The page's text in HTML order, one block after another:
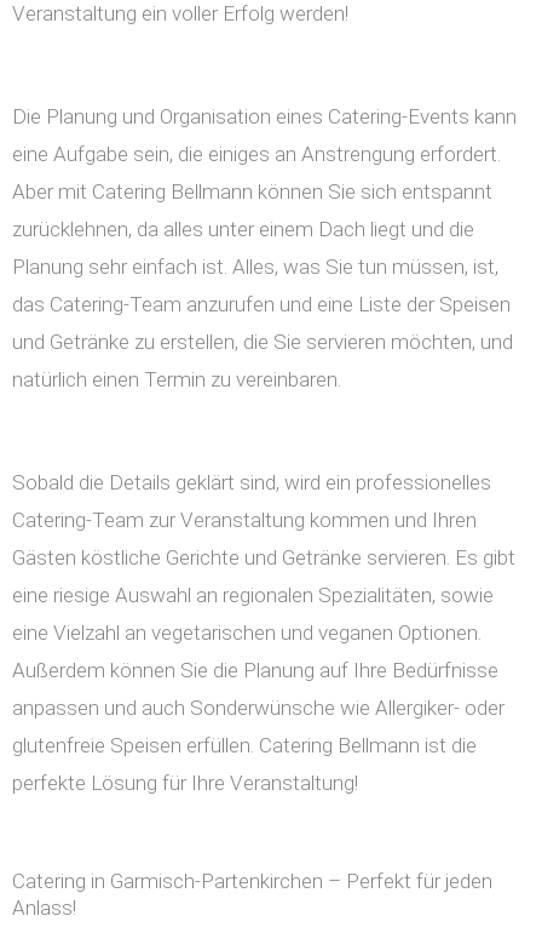
Veranstaltung ein voller Erfolg werden!
Die Planung und Organisation eines Catering-Events kann
eine Aufgabe sein, die einiges an Anstrengung erfordert.
Aber mit Catering Bellmann können Sie sich entspannt
zurücklehnen, da alles unter einem Dach liegt und die
Planung sehr einfach ist. Alles, was Sie tun müssen, ist,
das Catering-Team anzurufen und eine Liste der Speisen
und Getränke zu erstellen, die Sie servieren möchten, und
natürlich einen Termin zu vereinbaren.
Sobald die Details geklärt sind, wird ein professionelles
Catering-Team zur Veranstaltung kommen und Ihren
Gästen köstliche Gerichte und Getränke servieren. Es gibt
eine riesige Auswahl an regionalen Spezialitäten, sowie
eine Vielzahl an vegetarischen und veganen Optionen.
Außerdem können Sie die Planung auf Ihre Bedürfnisse
anpassen und auch Sonderwünsche wie Allergiker- oder
glutenfreie Speisen erfüllen. Catering Bellmann ist die
perfekte Lösung für Ihre Veranstaltung!
Catering in Garmisch-Partenkirchen – Perfekt für jeden
Anlass!